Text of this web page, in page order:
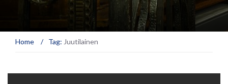
Home / Tag: Juutilainen